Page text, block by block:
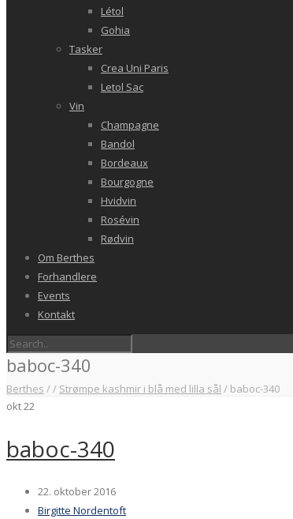
Létol
Gohia
Tasker
Crea Uni Paris
Letol Sac
Vin
Champagne
Bandol
Bordeaux
Bourgogne
Hvidvin
Rosévin
Rødvin
Om Berthes
Forhandlere
Events
Kontakt
baboc-340
Berthes // Strømpe kashmir i blå med lilla sål / baboc-340
okt22
baboc-340
22. oktober 2016
Birgitte Nordentoft